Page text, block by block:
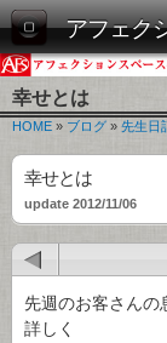
アフェク
幸せとは
HOME » ブログ » 先生日
幸せとは
update 2012/11/06
先週のお客さんの
詳しく